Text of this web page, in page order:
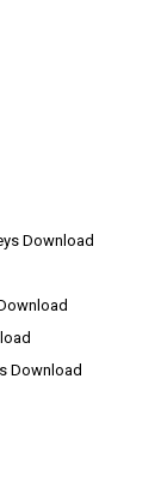
Download
Download